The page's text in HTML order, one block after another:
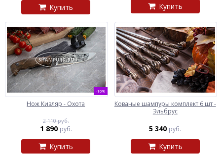
Купить Купить
-10%
Нож Кизляр - Охота
2 110 руб.
1 890 руб.
Купить
Кованые шампуры комплект 6 шт -
Эльбрус
5 340 руб.
Купить